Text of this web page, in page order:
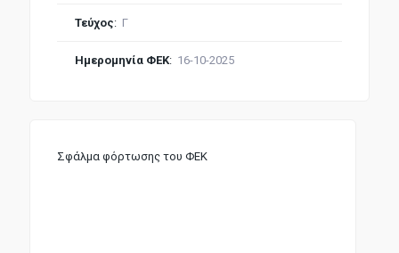
Σφάλμα φόρτωσης του ΦΕΚ
Τεύχος: Γ
Ημερομηνία ΦΕΚ: 16-10-2025